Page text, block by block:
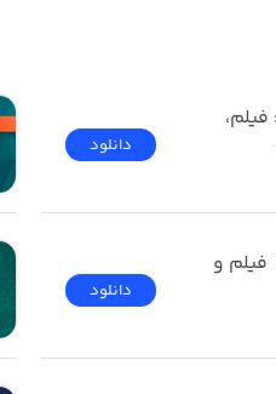
دانلود
دانلود